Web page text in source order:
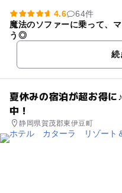
4.6
64件
魔法のソファーに乗って、
う◎
続
夏休みの宿泊が超お得
中！
静岡県賀茂郡東伊豆町